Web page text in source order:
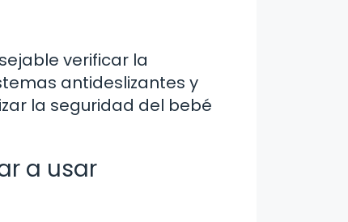
verificar la
antideslizantes y
la seguridad del bebé
a usar